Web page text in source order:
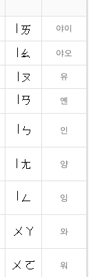
야이
야오
유
옌
인
양
잉
와
워